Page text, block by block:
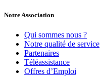
Notre Association
Qui sommes nous ?
Notre qualité de service
Partenaires
Téléassistance
Offres d’Emploi